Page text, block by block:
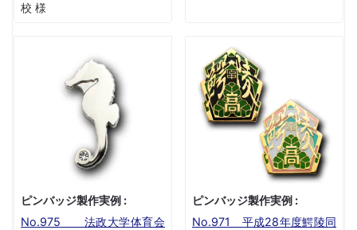
校 様
ピンバッジ製作実例 :
No.975 法政大学体育会
ピンバッジ製作実例 :
No.971 平成28年度鰐陵同